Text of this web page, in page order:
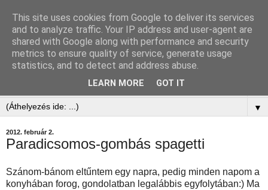
▼
2012. február 2.
Paradicsomos-gombás spagetti
Szánom-bánom eltűntem egy napra, pedig minden napom a
konyhában forog, gondolatban legalábbis egyfolytában:) Ma
This site uses cookies from Google to deliver its services
and to analyze traffic. Your IP address and user-agent are
shared with Google along with performance and security
metrics to ensure quality of service, generate usage
statistics, and to detect and address abuse.
LEARN MORE GOT IT